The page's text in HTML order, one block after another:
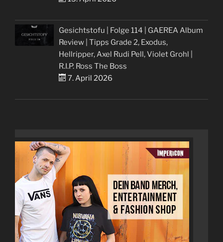
Gesichtstofu | Folge 114 | GAEREA Album
Review | Tipps Grade 2, Exodus,
Hellripper, Axel Rudi Pell, Violet Grohl |
R.I.P. Ross The Boss
7. April 2026